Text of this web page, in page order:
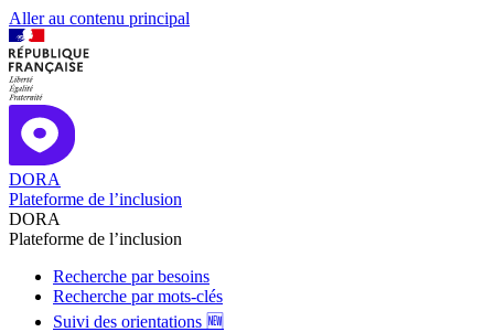
Aller au contenu principal
DORA
Plateforme de l’inclusion
DORA
Plateforme de l’inclusion
Recherche par besoins
Recherche par mots-clés
Suivi des orientations 🆕